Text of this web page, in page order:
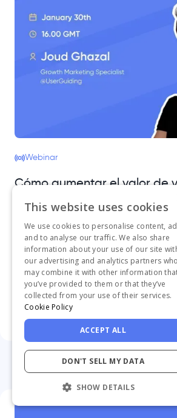
Webinar
Cómo aumentar el valor de
(LTV) con UserGuiding en
Únete a nuestro esclarecedor webinar
el valor del tiempo de vida del cliente,
estrategias para aumentar los ingresos,
crecimiento a través de técnicas
compromiso del usuario.
Más información
This website uses cookies
We use cookies to personalise content,
and to analyse our traffic. We also share
information about your use of our site
our advertising and analytics partners who
may combine it with other information
you’ve provided to them or that they’ve
collected from your use of their services.
Cookie Policy
ACCEPT ALL
DON'T SELL MY DATA
SHOW DETAILS